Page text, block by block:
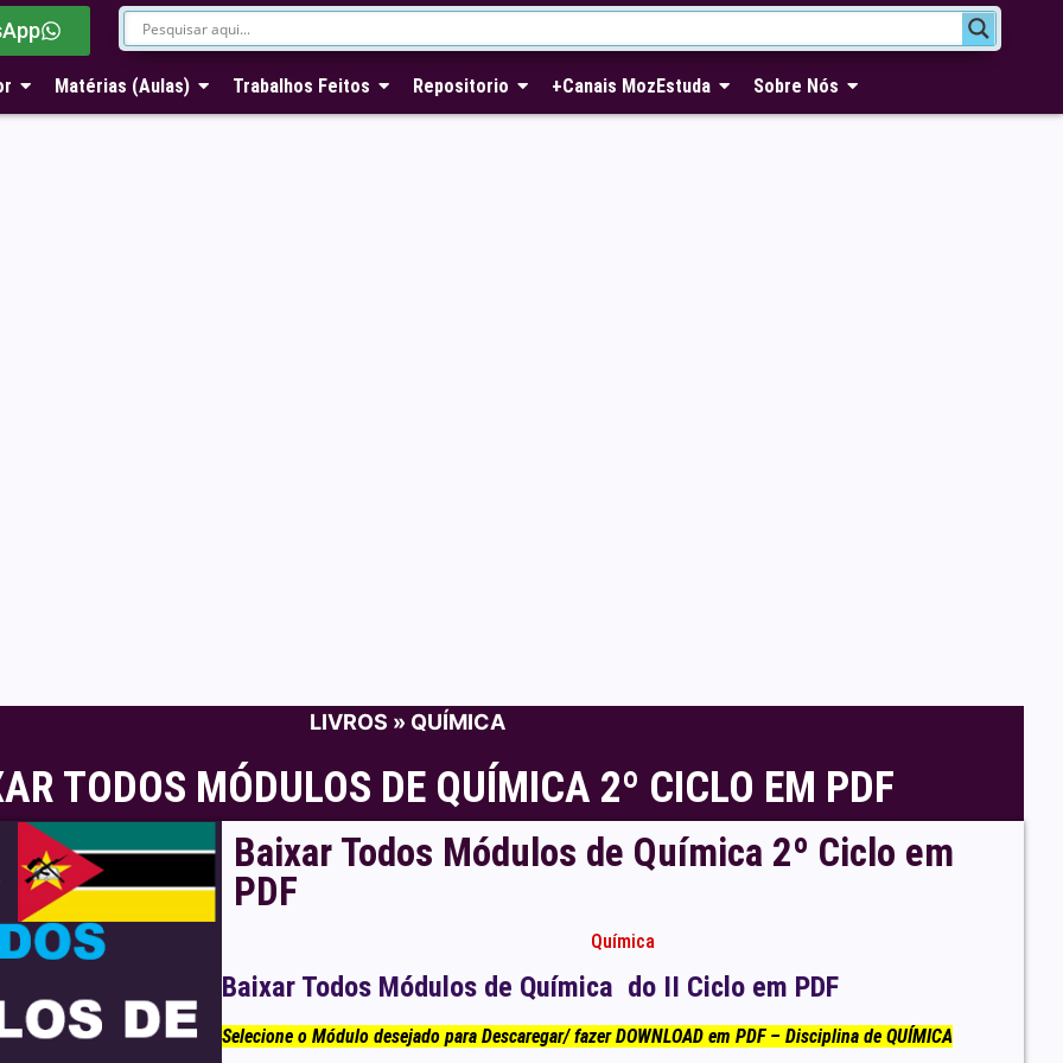
Matérias (Aulas) Trabalhos Feitos Repositorio +Canais MozEstuda Sobre Nós
LIVROS » QUÍMICA
TODOS MÓDULOS DE QUÍMICA 2º CICLO EM PDF
Baixar Todos Módulos de Química 2º Ciclo em
PDF
Química
Baixar Todos Módulos de Química do II Ciclo em PDF
Selecione o Módulo desejado para Descaregar/ fazer DOWNLOAD em PDF – Disciplina de QUÍMICA